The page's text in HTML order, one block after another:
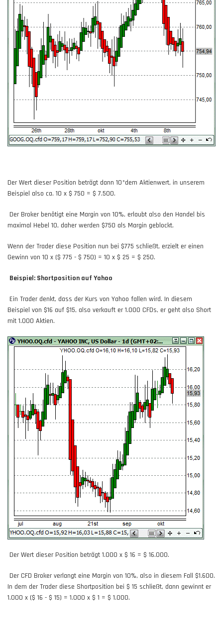
Der Wert dieser Position beträgt dann 10*dem Aktienwert, in unserem
Beispiel also ca. 10 x $ 750 = $ 7.500.
Der Broker benötigt eine Margin von 10%, erlaubt also den Handel bis
maximal Hebel 10, daher werden $750 als Margin geblockt.
Wenn der Trader diese Position nun bei $775 schließt, erzielt er einen
Gewinn von 10 x ($ 775 - $ 750) = 10 x $ 25 = $ 250.
Beispiel: Shortposition auf Yahoo
Ein Trader denkt, dass der Kurs von Yahoo fallen wird. In diesem
Beispiel von $16 auf $15, also verkauft er 1.000 CFDs, er geht also Short
mit 1.000 Aktien.
Der Wert dieser Position beträgt 1.000 x $ 16 = $ 16.000.
Der CFD Broker verlangt eine Margin von 10%, also in diesem Fall $1.600.
In dem der Trader diese Shortposition bei $ 15 schließt, dann gewinnt er
1.000 x ($ 16 - $ 15) = 1.000 x $ 1 = $ 1.000.